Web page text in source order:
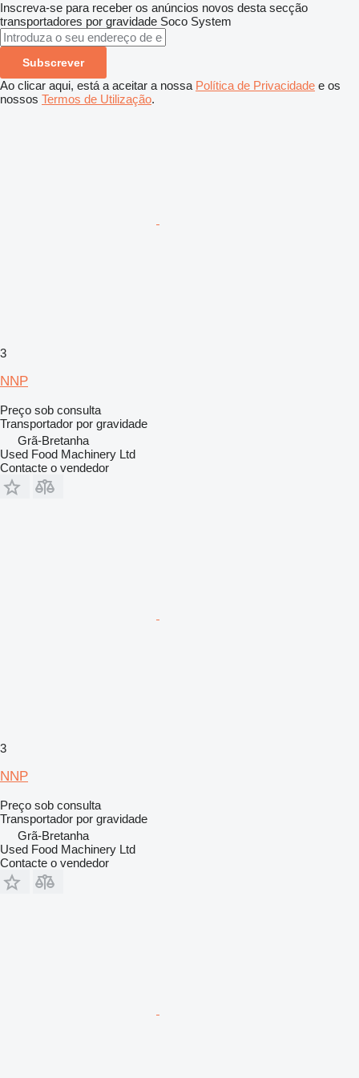
Inscreva-se para receber os anúncios novos desta secção
transportadores por gravidade Soco System
Subscrever
Ao clicar aqui, está a aceitar a nossa Política de Privacidade e os
nossos Termos de Utilização.
3
NNP
Preço sob consulta
Transportador por gravidade
Grã-Bretanha
Used Food Machinery Ltd
Contacte o vendedor
3
NNP
Preço sob consulta
Transportador por gravidade
Grã-Bretanha
Used Food Machinery Ltd
Contacte o vendedor